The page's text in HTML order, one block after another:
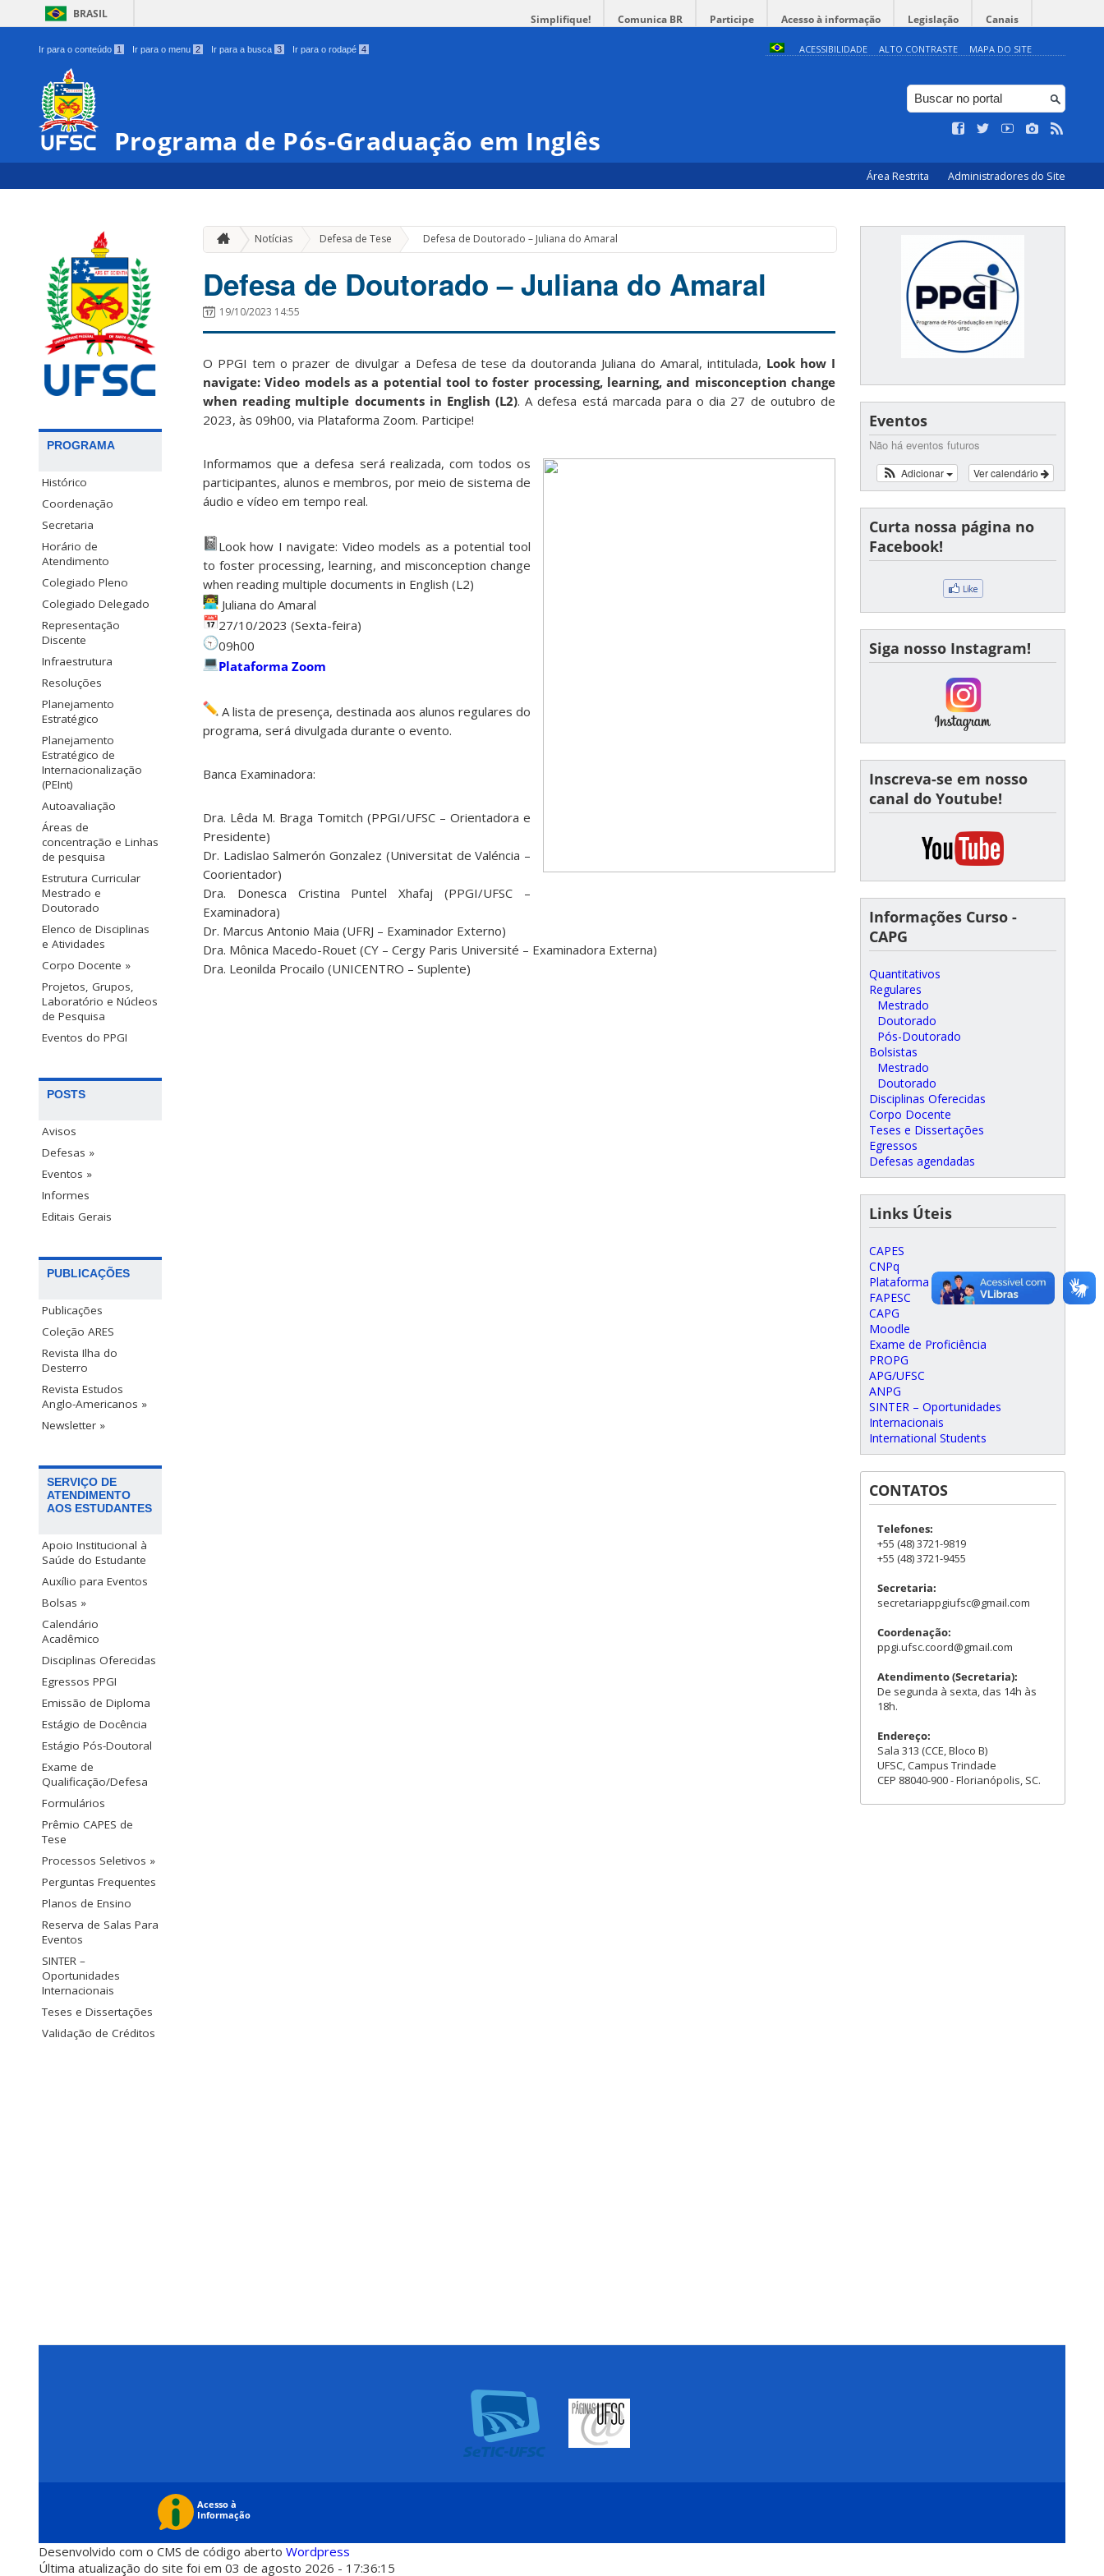
BRASIL Simplifique! Comunica BR Participe Acesso à informação Legislação Canais
Ir para o conteúdo 1 Ir para o menu 2 Ir para a busca 3 Ir para o rodapé 4 ACESSIBILIDADE ALTO CONTRASTE MAPA DO SITE
Programa de Pós-Graduação em Inglês
Área Restrita Administradores do Site
PROGRAMA
Histórico
Coordenação
Secretaria
Horário de
Atendimento
Colegiado Pleno
Colegiado Delegado
Representação
Discente
Infraestrutura
Resoluções
Planejamento
Estratégico
Planejamento
Estratégico de
Internacionalização
(PEInt)
Autoavaliação
Áreas de
concentração e Linhas
de pesquisa
Estrutura Curricular
Mestrado e
Doutorado
Elenco de Disciplinas
e Atividades
Corpo Docente »
Projetos, Grupos,
Laboratório e Núcleos
de Pesquisa
Eventos do PPGI
POSTS
Avisos
Defesas »
Eventos »
Informes
Editais Gerais
PUBLICAÇÕES
Publicações
Coleção ARES
Revista Ilha do
Desterro
Revista Estudos
Anglo-Americanos »
Newsletter »
SERVIÇO DE
ATENDIMENTO
AOS ESTUDANTES
Apoio Institucional à
Saúde do Estudante
Auxílio para Eventos
Bolsas »
Calendário
Acadêmico
Disciplinas Oferecidas
Egressos PPGI
Emissão de Diploma
Estágio de Docência
Estágio Pós-Doutoral
Exame de
Qualificação/Defesa
Formulários
Prêmio CAPES de
Tese
Processos Seletivos »
Perguntas Frequentes
Planos de Ensino
Reserva de Salas Para
Eventos
SINTER –
Oportunidades
Internacionais
Teses e Dissertações
Validação de Créditos
Notícias Defesa de Tese » Defesa de Doutorado – Juliana do Amaral
Defesa de Doutorado – Juliana do Amaral
19/10/2023 14:55
O PPGI tem o prazer de divulgar a Defesa de tese da doutoranda Juliana do Amaral, intitulada, Look how I
navigate: Video models as a potential tool to foster processing, learning, and misconception change
when reading multiple documents in English (L2). A defesa está marcada para o dia 27 de outubro de
2023, às 09h00, via Plataforma Zoom. Participe!
Informamos que a defesa será realizada, com todos os
participantes, alunos e membros, por meio de sistema de
áudio e vídeo em tempo real.
Look how I navigate: Video models as a potential tool
to foster processing, learning, and misconception change
when reading multiple documents in English (L2)
Juliana do Amaral
27/10/2023 (Sexta-feira)
09h00
Plataforma Zoom
A lista de presença, destinada aos alunos regulares do
programa, será divulgada durante o evento.
Banca Examinadora:
Dra. Lêda M. Braga Tomitch (PPGI/UFSC – Orientadora e
Presidente)
Dr. Ladislao Salmerón Gonzalez (Universitat de Valéncia –
Coorientador)
Dra. Donesca Cristina Puntel Xhafaj (PPGI/UFSC –
Examinadora)
Dr. Marcus Antonio Maia (UFRJ – Examinador Externo)
Dra. Mônica Macedo-Rouet (CY – Cergy Paris Université – Examinadora Externa)
Dra. Leonilda Procailo (UNICENTRO – Suplente)
Eventos
Não há eventos futuros
Ver calendário
Adicionar
Curta nossa página no
Facebook!
Siga nosso Instagram!
Inscreva-se em nosso
canal do Youtube!
Informações Curso -
CAPG
Quantitativos
Regulares
Mestrado
Doutorado
Pós-Doutorado
Bolsistas
Mestrado
Doutorado
Disciplinas Oferecidas
Corpo Docente
Teses e Dissertações
Egressos
Defesas agendadas
Links Úteis
CAPES
CNPq
Plataforma Lattes
FAPESC
CAPG
Moodle
Exame de Proficiência
PROPG
APG/UFSC
ANPG
SINTER – Oportunidades
Internacionais
International Students
CONTATOS
Telefones:
+55 (48) 3721-9819
+55 (48) 3721-9455
Secretaria:
secretariappgiufsc@gmail.com
Coordenação:
ppgi.ufsc.coord@gmail.com
Atendimento (Secretaria):
De segunda à sexta, das 14h às
18h.
Endereço:
Sala 313 (CCE, Bloco B)
UFSC, Campus Trindade
CEP 88040-900 - Florianópolis, SC.
Desenvolvido com o CMS de código aberto Wordpress
Última atualização do site foi em 03 de agosto 2026 - 17:36:15